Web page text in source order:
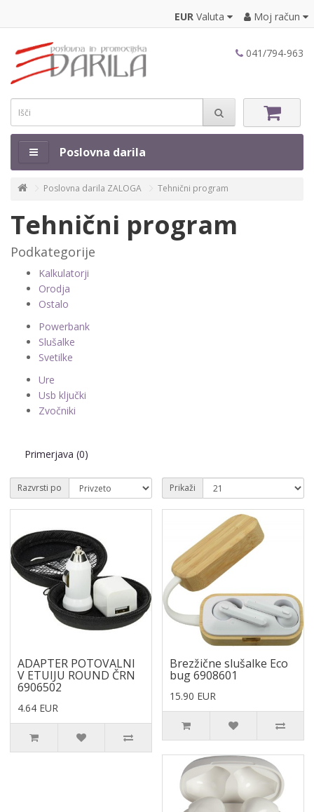
EUR Valuta Moj račun
041/794-963
Poslovna darila
Poslovna darila ZALOGA Tehnični program
Tehnični program
Podkategorije
Kalkulatorji
Orodja
Ostalo
Powerbank
Slušalke
Svetilke
Ure
Usb ključki
Zvočniki
Primerjava (0)
Razvrsti po Prikaži
ADAPTER POTOVALNI
V ETUIJU ROUND ČRN
6906502
4.64 EUR
Brezžične slušalke Eco
bug 6908601
15.90 EUR